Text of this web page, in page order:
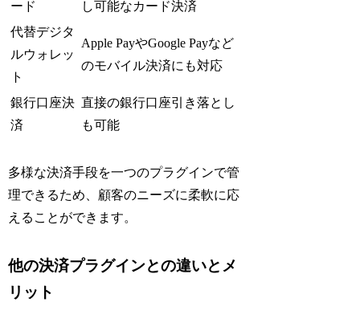
ード
し可能なカード決済
代替デジタ
ルウォレッ
ト
Apple PayやGoogle Payなど
のモバイル決済にも対応
銀行口座決
済
直接の銀行口座引き落とし
も可能
多様な決済手段を一つのプラグインで管
理できるため、顧客のニーズに柔軟に応
えることができます。
他の決済プラグインとの違いとメ
リット